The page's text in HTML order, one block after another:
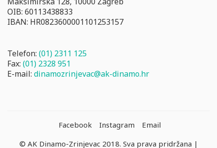
OIB: 60113438833
IBAN: HR0823600001101253157
Telefon: (01) 2311 125
Fax: (01) 2328 951
E-mail: dinamozrinjevac@ak-dinamo.hr
Facebook Instagram
Email
© AK Dinamo-Zrinjevac 2018. Sva prava pridržana |